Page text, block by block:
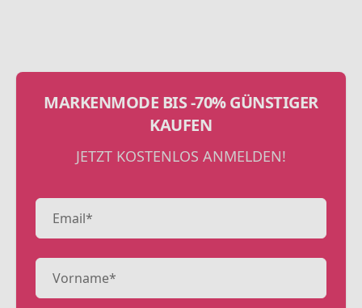
MARKENMODE BIS -70% GÜNSTIGER
KAUFEN
JETZT KOSTENLOS ANMELDEN!